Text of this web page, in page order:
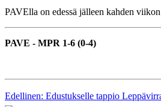
PAVElla on edessä jälleen kahden
PAVE - MPR 1-6 (0-4)
Edellinen: Edustukselle tappio